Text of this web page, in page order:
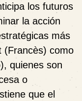
los futuros
la acción
más
(Francès) como
quienes son
o
que el